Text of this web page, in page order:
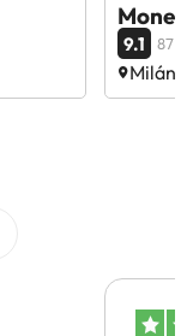
9.1 87
Milán,